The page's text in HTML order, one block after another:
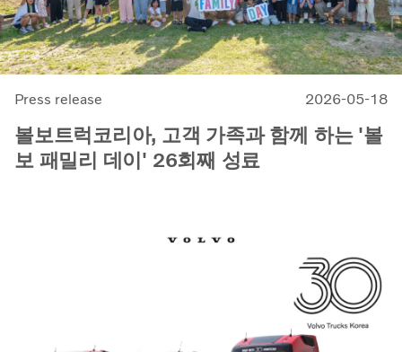
Press release 2026-05-18
볼보트럭코리아, 고객 가족과 함께 하는 '볼
보 패밀리 데이' 26회째 성료